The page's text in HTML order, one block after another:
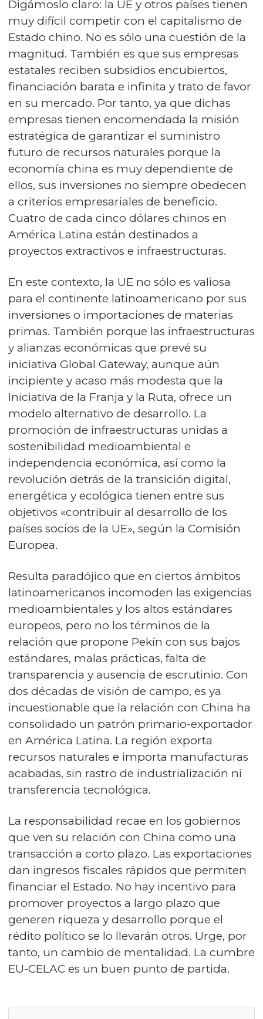
Digámoslo claro: la UE y otros países tienen
muy difícil competir con el capitalismo de
Estado chino. No es sólo una cuestión de la
magnitud. También es que sus empresas
estatales reciben subsidios encubiertos,
financiación barata e infinita y trato de favor
en su mercado. Por tanto, ya que dichas
empresas tienen encomendada la misión
estratégica de garantizar el suministro
futuro de recursos naturales porque la
economía china es muy dependiente de
ellos, sus inversiones no siempre obedecen
a criterios empresariales de beneficio.
Cuatro de cada cinco dólares chinos en
América Latina están destinados a
proyectos extractivos e infraestructuras.
En este contexto, la UE no sólo es valiosa
para el continente latinoamericano por sus
inversiones o importaciones de materias
primas. También porque las infraestructuras
y alianzas económicas que prevé su
iniciativa Global Gateway, aunque aún
incipiente y acaso más modesta que la
Iniciativa de la Franja y la Ruta, ofrece un
modelo alternativo de desarrollo. La
promoción de infraestructuras unidas a
sostenibilidad medioambiental e
independencia económica, así como la
revolución detrás de la transición digital,
energética y ecológica tienen entre sus
objetivos «contribuir al desarrollo de los
países socios de la UE», según la Comisión
Europea.
Resulta paradójico que en ciertos ámbitos
latinoamericanos incomoden las exigencias
medioambientales y los altos estándares
europeos, pero no los términos de la
relación que propone Pekín con sus bajos
estándares, malas prácticas, falta de
transparencia y ausencia de escrutinio. Con
dos décadas de visión de campo, es ya
incuestionable que la relación con China ha
consolidado un patrón primario-exportador
en América Latina. La región exporta
recursos naturales e importa manufacturas
acabadas, sin rastro de industrialización ni
transferencia tecnológica.
La responsabilidad recae en los gobiernos
que ven su relación con China como una
transacción a corto plazo. Las exportaciones
dan ingresos fiscales rápidos que permiten
financiar el Estado. No hay incentivo para
promover proyectos a largo plazo que
generen riqueza y desarrollo porque el
rédito político se lo llevarán otros. Urge, por
tanto, un cambio de mentalidad. La cumbre
EU-CELAC es un buen punto de partida.